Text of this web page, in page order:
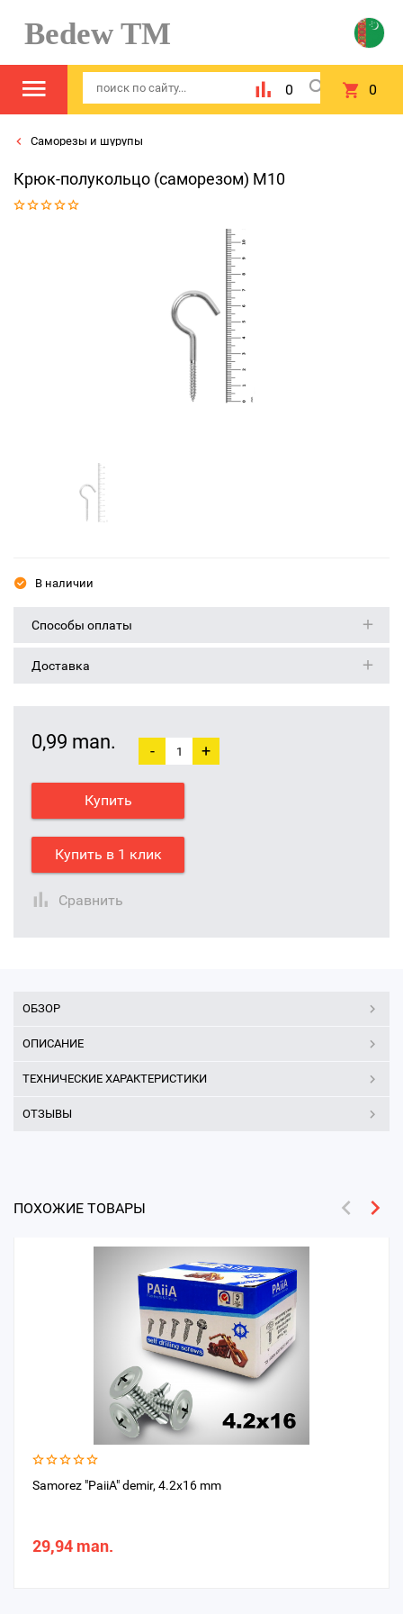
Bedew TM
0 0
Саморезы и шурупы
Крюк-полукольцо (саморезом) М10
В наличии
Способы оплаты
Доставка
0,99 man. - +
Купить
Купить в 1 клик
Сравнить
ОБЗОР
ОПИСАНИЕ
ТЕХНИЧЕСКИЕ ХАРАКТЕРИСТИКИ
ОТЗЫВЫ
ПОХОЖИЕ ТОВАРЫ
Samorez "PaiiA" demir, 4.2x16 mm
29,94 man.